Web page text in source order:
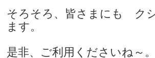
そろそろ、皆さまにも ク
ます。
是非、ご利用くださいね～。